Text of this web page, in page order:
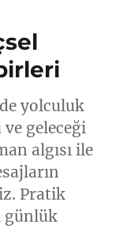
yolculuk
geleceği
algısı ile
Pratik
günlük